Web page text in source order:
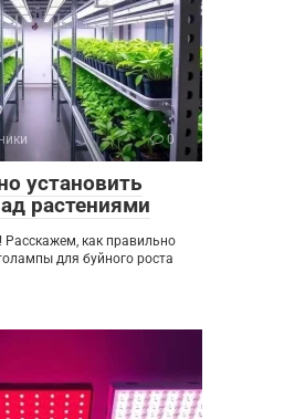
0
установить
растениями
Расскажем, как правильно
для буйного роста